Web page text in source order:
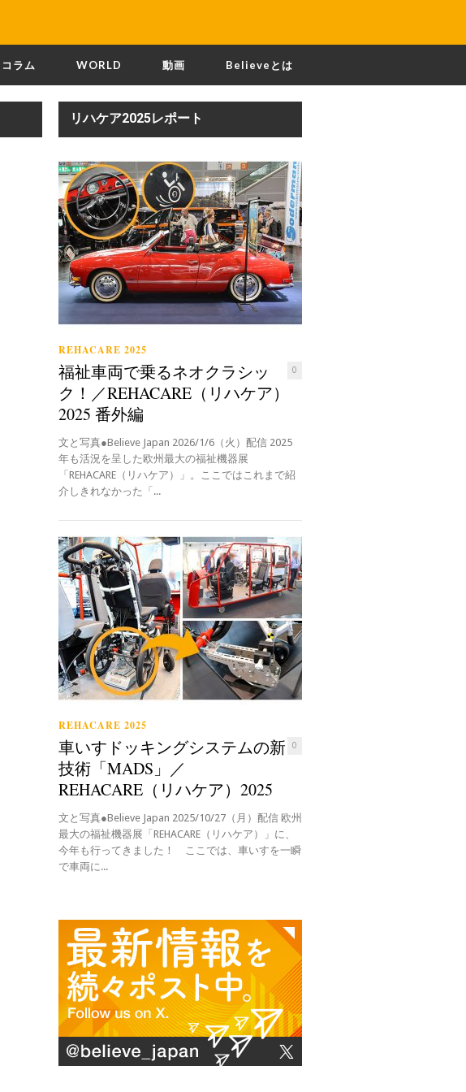
コラム WORLD 動画 Believeとは
リハケア2025レポート
REHACARE 2025
0
福祉車両で乗るネオクラシッ
ク！／REHACARE（リハケア）
2025 番外編
文と写真●Believe Japan 2026/1/6（火）配信 2025
年も活況を呈した欧州最大の福祉機器展
「REHACARE（リハケア）」。ここではこれまで紹
介しきれなかった「...
REHACARE 2025
0
車いすドッキングシステムの新
技術「MADS」／
REHACARE（リハケア）2025
文と写真●Believe Japan 2025/10/27（月）配信 欧州
最大の福祉機器展「REHACARE（リハケア）」に、
今年も行ってきました！ ここでは、車いすを一瞬
で車両に...